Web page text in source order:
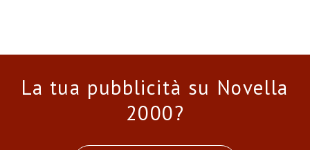
La tua pubblicità su Novella
2000?